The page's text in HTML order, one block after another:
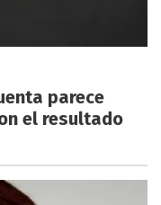
parece
el resultado